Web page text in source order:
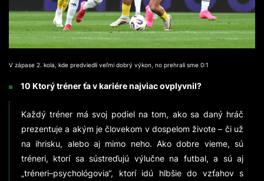
V zápase 2. kola, kde predviedli veľmi dobrý výkon, no prehrali sme 0:1
10 Ktorý tréner ťa v kariére najviac ovplyvnil?
Každý tréner má svoj podiel na tom, ako sa daný hráč
prezentuje a akým je človekom v dospelom živote – či už
na ihrisku, alebo aj mimo neho. Ako dobre vieme, sú
tréneri, ktorí sa sústreďujú výlučne na futbal, a sú aj
„tréneri–psychológovia“, ktorí idú hlbšie do vzťahov s